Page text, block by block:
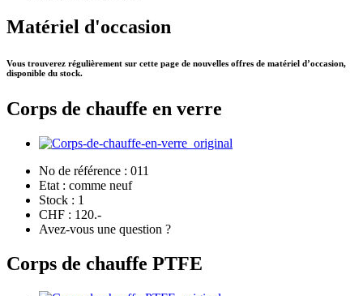
Matériel d'occasion
Vous trouverez régulièrement sur cette page de nouvelles offres de matériel d’occasion,
disponible du stock.
Corps de chauffe en verre
No de référence : 011
Etat : comme neuf
Stock : 1
CHF : 120.-
Avez-vous une question ?
Corps de chauffe PTFE